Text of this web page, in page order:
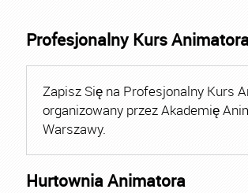
Profesjonalny Kurs
Zapisz Się na Profesjonalny Kurs
organizowany przez Akademię
Warszawy.
Hurtownia Animatora